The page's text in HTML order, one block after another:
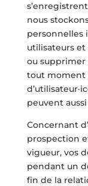
nous
personnelles
utilisateurs
ou supprimer
tout moment
peuvent
Concernant
prospection
vigueur, vos
pendant un
fin de la